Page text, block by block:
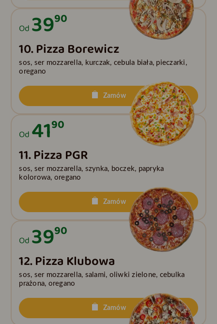
Od 3990
10. Pizza Borewicz
sos, ser mozzarella, kurczak, cebula biała, pieczarki,
oregano
Zamów
Od 4190
11. Pizza PGR
sos, ser mozzarella, szynka, boczek, papryka
kolorowa, oregano
Zamów
Od 3990
12. Pizza Klubowa
sos, ser mozzarella, salami, oliwki zielone, cebulka
prażona, oregano
Zamów